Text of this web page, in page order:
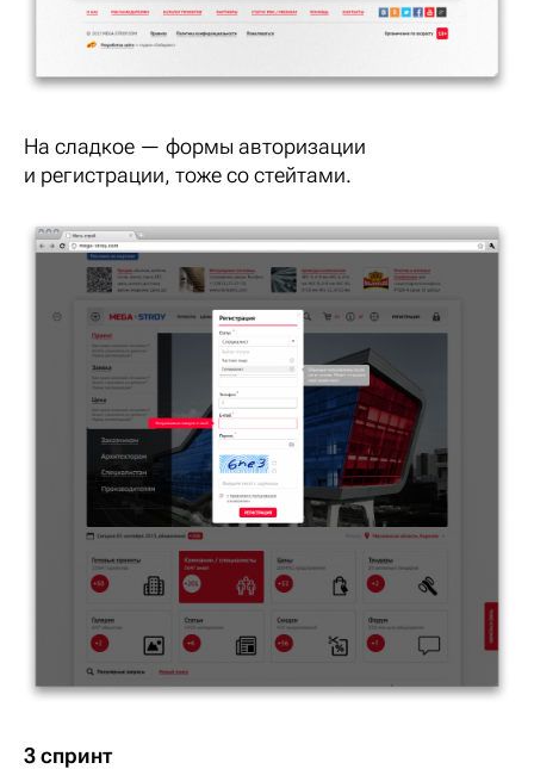
На сладкое — формы авторизации
и регистрации, тоже со стейтами.
3 спринт